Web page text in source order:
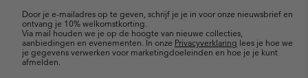
Door je e-mailadres op te geven, schrijf je je in voor onze nieuwsbrief en
ontvang je 10% welkomstkorting.
Via mail houden we je op de hoogte van nieuwe collecties,
aanbiedingen en evenementen. In onze Privacyverklaring lees je hoe we
je gegevens verwerken voor marketingdoeleinden en hoe je je kunt
afmelden.